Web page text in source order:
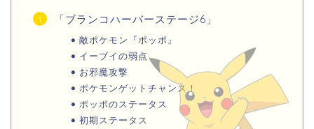
「ブランコハーバーステージ6」
敵ポケモン『ポッポ』
イーブイの弱点
お邪魔攻撃
ポケモンゲットチャンス！
ポッポのステータス
初期ステータス